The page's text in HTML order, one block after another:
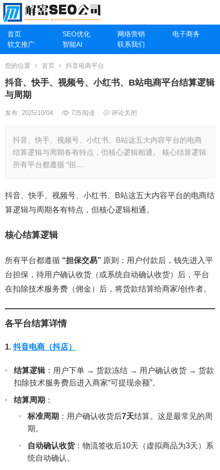
首页 SEO优化 网络营销
电子商务
软文推广
智能AI 联系我们
您的位置 首页 抖音电商平台
抖音、快手、视频号、小红书、B站电商平台结算逻辑
与周期
发布: 2025/10/04 735阅读 评论关闭
抖音、快手、视频号、小红书、B站这五大内容平台的电商
结算逻辑与周期各有特点，但核心逻辑相通。 核心结算逻辑
所有平台都遵循 “担…
抖音、快手、视频号、小红书、B站这五大内容平台的电商结
算逻辑与周期各有特点，但核心逻辑相通。
核心结算逻辑
所有平台都遵循 “担保交易” 原则：用户付款后，钱先进入平
台担保，待用户确认收货（或系统自动确认收货）后，平台
在扣除技术服务费（佣金）后，将货款结算给商家/创作者。
各平台结算详情
1.抖音电商（抖店）
结算逻辑：用户下单 → 货款冻结 → 用户确认收货 → 货款
扣除技术服务费后进入商家“可提现余额”。
结算周期 ：
标准周期 ：用户确认收货后7天结算。这是最常见的周
期。
自动确认收货：物流签收后10天（虚拟商品为3天）系
统自动确认。